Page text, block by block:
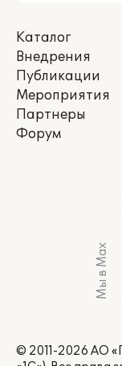
Каталог
Внедрения
Публикации
Мероприятия
Партнеры
Форум
Мы в Max
© 2011-2026 АО